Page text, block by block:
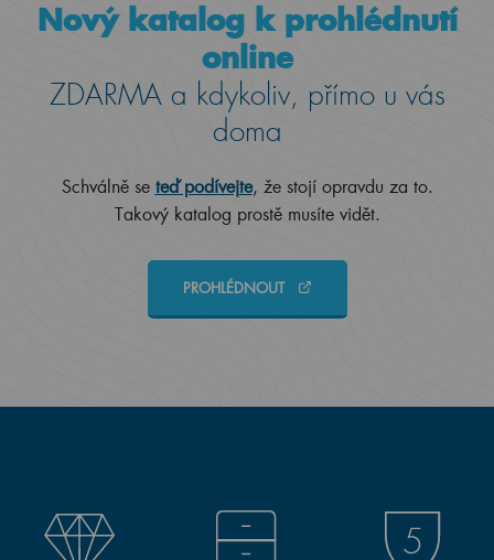
Nový katalog k prohlédnutí
online
ZDARMA a kdykoliv, přímo u vás
doma
Schválně se teď podívejte, že stojí opravdu za to.
Takový katalog prostě musíte vidět.
PROHLÉDNOUT